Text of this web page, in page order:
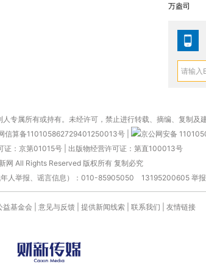
万盎司
专属所有或持有。未经许可，禁止进行转载、摘编、复制及
信算备110105862729401250013号
京公网安备
证：京第01015号| 出版物经营许可证：第直100013号
网 All Rights Reserved 版权所有 复制必究
年人举报、谣言信息）：010-85905050 13195200605 举
益基金会 意见与反馈 提供新闻线索 联系我们 友情链接